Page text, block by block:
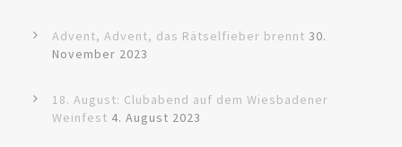
Advent, Advent, das Rätselfieber brennt 30.
November 2023
18. August: Clubabend auf dem Wiesbadener
Weinfest 4. August 2023